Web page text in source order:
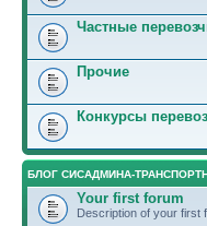
Частные
Прочие
Конкурсы
БЛОГ СИСАДМИНА-
Your first forum
Description of your first